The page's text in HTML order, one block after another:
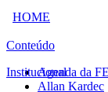
HOME
Conteúdo
Agenda da
Allan Kardec
Institucional